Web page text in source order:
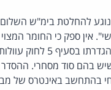
להחלטת בימ"ש
אין ספק כי החומר
בהם סוד מסחרי.
בהתחשב באינטרס של